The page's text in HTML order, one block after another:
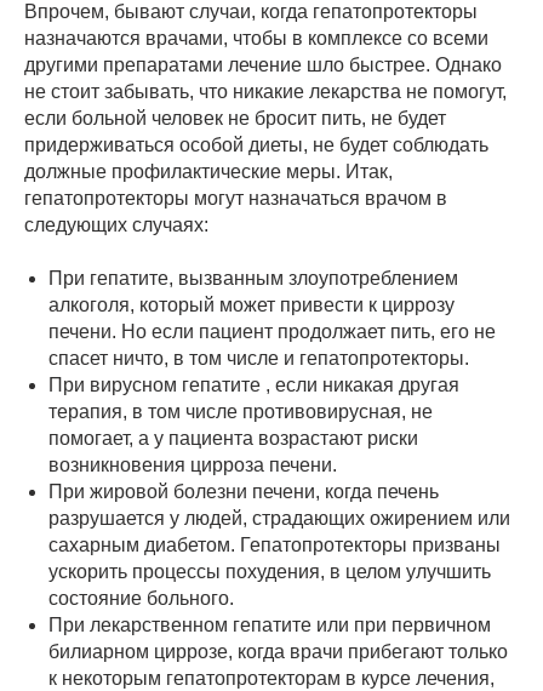
Впрочем, бывают случаи, когда гепатопротекторы
назначаются врачами, чтобы в комплексе со всеми
другими препаратами лечение шло быстрее. Однако
не стоит забывать, что никакие лекарства не помогут,
если больной человек не бросит пить, не будет
придерживаться особой диеты, не будет соблюдать
должные профилактические меры. Итак,
гепатопротекторы могут назначаться врачом в
следующих случаях:
При гепатите, вызванным злоупотреблением
алкоголя, который может привести к циррозу
печени. Но если пациент продолжает пить, его не
спасет ничто, в том числе и гепатопротекторы.
При вирусном гепатите , если никакая другая
терапия, в том числе противовирусная, не
помогает, а у пациента возрастают риски
возникновения цирроза печени.
При жировой болезни печени, когда печень
разрушается у людей, страдающих ожирением или
сахарным диабетом. Гепатопротекторы призваны
ускорить процессы похудения, в целом улучшить
состояние больного.
При лекарственном гепатите или при первичном
билиарном циррозе, когда врачи прибегают только
к некоторым гепатопротекторам в курсе лечения,